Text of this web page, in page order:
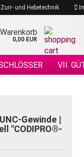
und Hebetechnik
0,00 EUR
VII.
Gewinde |
"CODIPRO®-